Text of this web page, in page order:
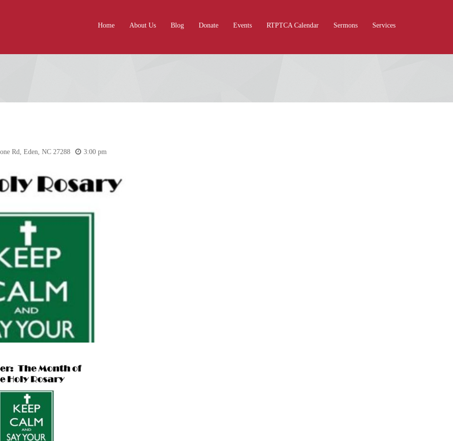
Home About Us Blog Donate Events RTPTCA Calendar Sermons Services
Rd, Eden, NC 27288 3:00 pm